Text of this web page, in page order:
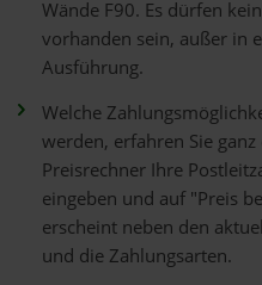
Wände F90. Es dürfen
vorhanden sein, außer in
Ausführung.
Welche
werden, erfahren Sie
Preisrechner Ihre
eingeben und auf "Preis
erscheint neben den
und die Zahlungsarten.